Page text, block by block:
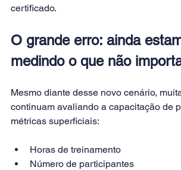
certificado.
O grande erro: ainda
medindo o que não
Mesmo diante desse novo cenário,
continuam avaliando a capacitação de
métricas superficiais:
Horas de treinamento
Número de participantes